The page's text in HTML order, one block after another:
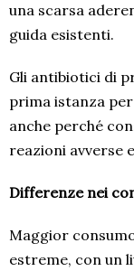
una scarsa
guida esistenti.
Gli antibiotici di
prima istanza
anche perché
reazioni avverse
Differenze nei
Maggior
estreme, con un